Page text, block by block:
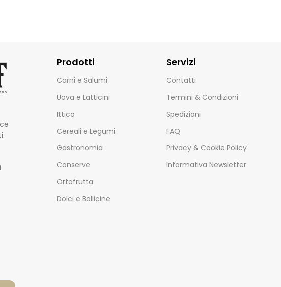
Prodotti
Carni e Salumi
Uova e Latticini
Ittico
Cereali e Legumi
Gastronomia
Conserve
Ortofrutta
Dolci e Bollicine
Servizi
Contatti
Termini & Condizioni
Spedizioni
FAQ
Privacy & Cookie Policy
Informativa Newsletter